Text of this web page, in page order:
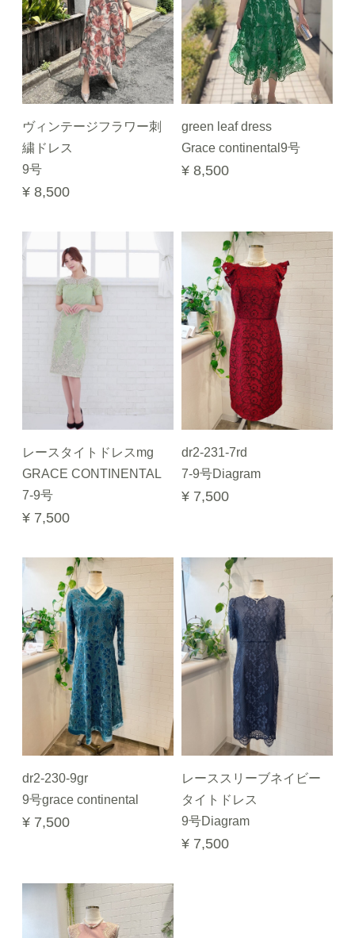
ヴィンテージフラワー刺
繍ドレス
9号
¥ 8,500
green leaf dress
Grace continental9号
¥ 8,500
レースタイトドレスmg
GRACE CONTINENTAL
7-9号
¥ 7,500
dr2-231-7rd
7-9号Diagram
¥ 7,500
dr2-230-9gr
9号grace continental
¥ 7,500
レーススリーブネイビー
タイトドレス
9号Diagram
¥ 7,500